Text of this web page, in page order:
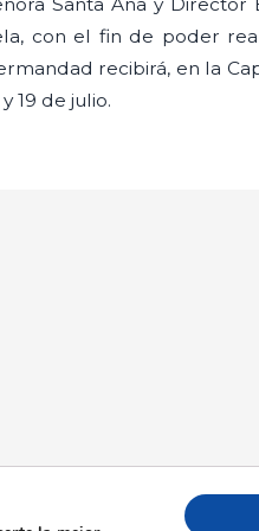
Santa Ana y
con el fin de poder
recibirá, en la
y 19 de julio.